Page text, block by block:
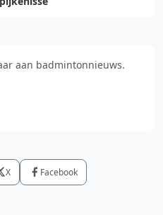
aan badmintonnieuws.
X Facebook